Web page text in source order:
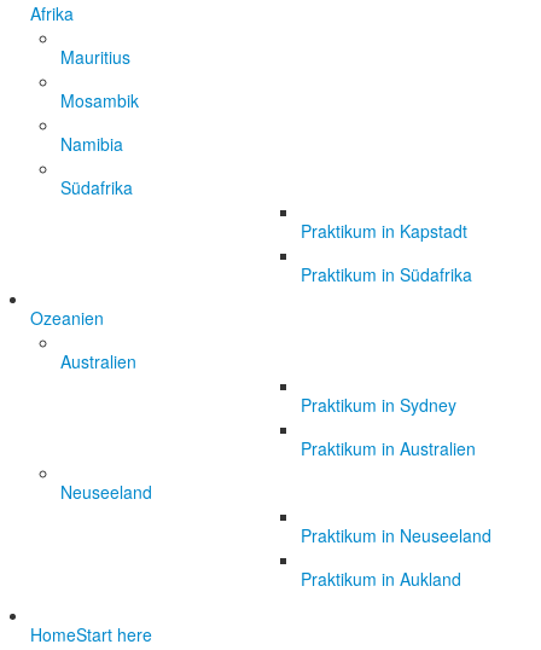
Afrika
Mauritius
Mosambik
Namibia
Südafrika
Praktikum in Kapstadt
Praktikum in Südafrika
Ozeanien
Australien
Praktikum in Sydney
Praktikum in Australien
Neuseeland
Praktikum in Neuseeland
Praktikum in Aukland
HomeStart here